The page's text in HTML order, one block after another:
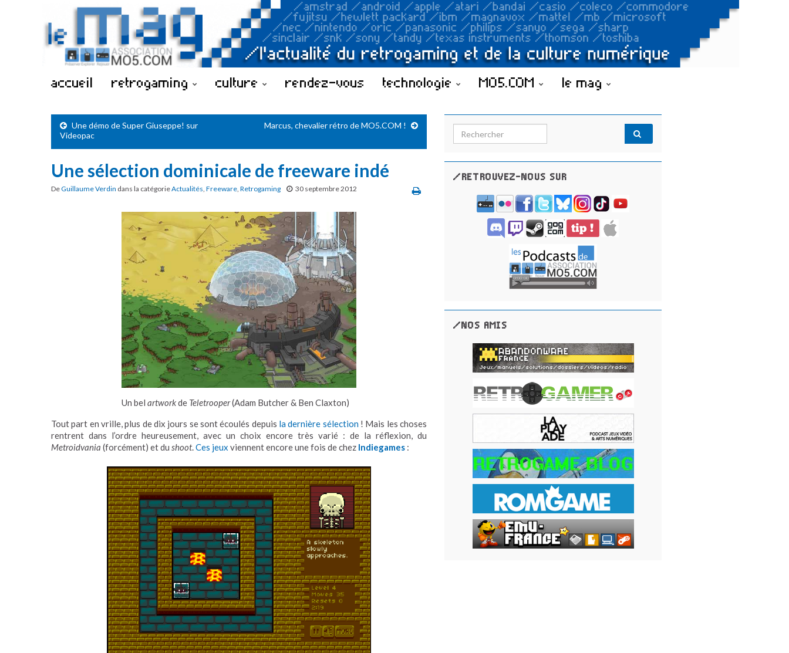
accueil retrogaming culture rendez-vous technologie MO5.COM le mag
Une démo de Super Giuseppe! sur
Videopac
Marcus, chevalier rétro de MO5.COM !
Une sélection dominicale de freeware indé
DeGuillaume Verdin dans la catégorieActualités, Freeware, Retrogaming 30 septembre 2012
Un bel artworkde Teletrooper(Adam Butcher & Ben Claxton)
Tout part en vrille, plus de dix jours se sont écoulés depuis la dernière sélection! Mais les choses
rentrent dans l’ordre heureusement, avec un choix encore très varié : de la réflexion, du
Metroidvania (forcément) et du shoot.Ces jeux viennent encore une fois de chez Indiegames :
Search for:
/RETROUVEZ-NOUS SUR
/NOS AMIS